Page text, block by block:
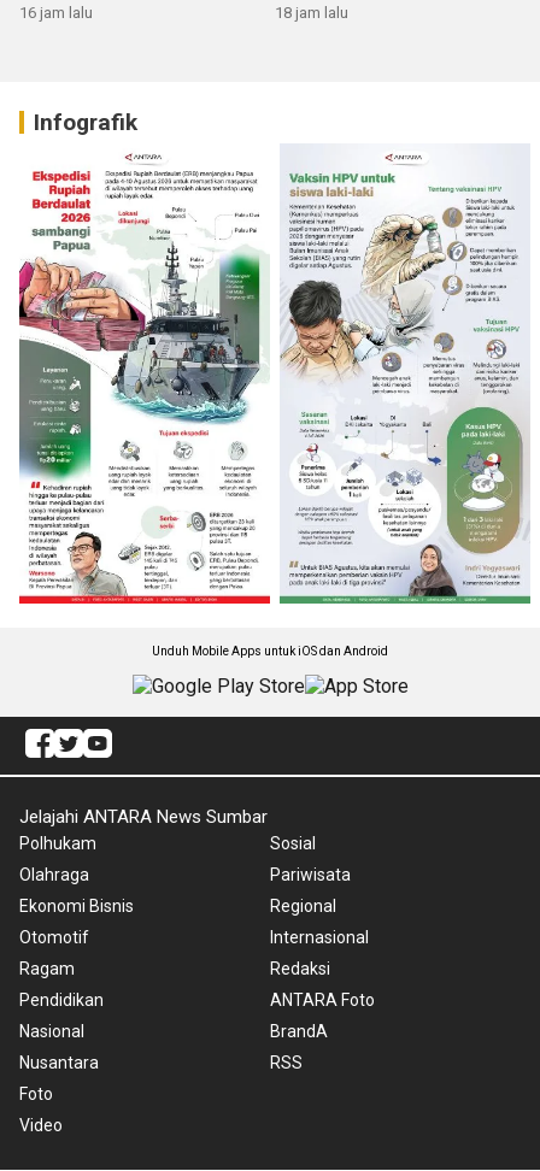
16 jam lalu 18 jam lalu
Infografik
Unduh Mobile Apps untuk iOS dan Android
Jelajahi ANTARA News Sumbar
Polhukam
Olahraga
Ekonomi Bisnis
Otomotif
Ragam
Pendidikan
Nasional
Nusantara
Foto
Video
Sosial
Pariwisata
Regional
Internasional
Redaksi
ANTARA Foto
BrandA
RSS